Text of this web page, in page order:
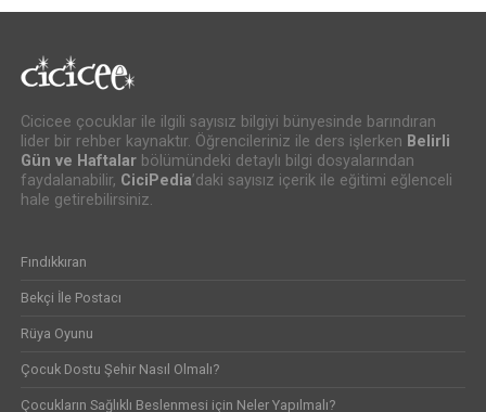
Cicicee çocuklar ile ilgili sayısız bilgiyi bünyesinde barındıran
lider bir rehber kaynaktır. Öğrencileriniz ile ders işlerken Belirli
Gün ve Haftalarbölümündeki detaylı bilgi dosyalarından
faydalanabilir, CiciPedia’daki sayısız içerik ile eğitimi eğlenceli
hale getirebilirsiniz.
Fındıkkıran
Bekçi İle Postacı
Rüya Oyunu
Çocuk Dostu Şehir Nasıl Olmalı?
Çocukların Sağlıklı Beslenmesi için Neler Yapılmalı?